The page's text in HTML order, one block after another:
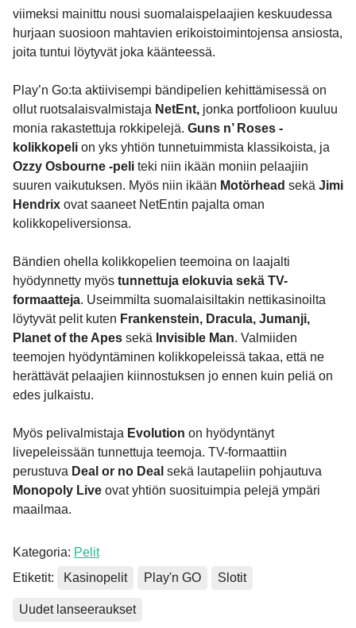
viimeksi mainittu nousi suomalaispelaajien keskuudessa
hurjaan suosioon mahtavien erikoistoimintojensa ansiosta,
joita tuntui löytyvät joka käänteessä.
Play’n Go:ta aktiivisempi bändipelien kehittämisessä on
ollut ruotsalaisvalmistaja NetEnt,jonka portfolioon kuuluu
monia rakastettuja rokkipelejä. Guns n’ Roses -
kolikkopelion yks yhtiön tunnetuimmista klassikoista, ja
Ozzy Osbourne -peliteki niin ikään moniin pelaajiin
suuren vaikutuksen. Myös niin ikään Motörhead sekä Jimi
Hendrixovat saaneet NetEntin pajalta oman
kolikkopeliversionsa.
Bändien ohella kolikkopelien teemoina on laajalti
hyödynnetty myös tunnettuja elokuvia sekä TV-
formaatteja. Useimmilta suomalaisiltakin nettikasinoilta
löytyvät pelit kuten Frankenstein, Dracula, Jumanji,
Planet of the Apessekä Invisible Man. Valmiiden
teemojen hyödyntäminen kolikkopeleissä takaa, että ne
herättävät pelaajien kiinnostuksen jo ennen kuin peliä on
edes julkaistu.
Myös pelivalmistaja Evolution on hyödyntänyt
livepeleissään tunnettuja teemoja. TV-formaattiin
perustuva Deal or no Deal sekä lautapeliin pohjautuva
Monopoly Liveovat yhtiön suosituimpia pelejä ympäri
maailmaa.
Kategoria: Pelit
Etiketit:
Kasinopelit Play'n GO Slotit
Uudet lanseeraukset